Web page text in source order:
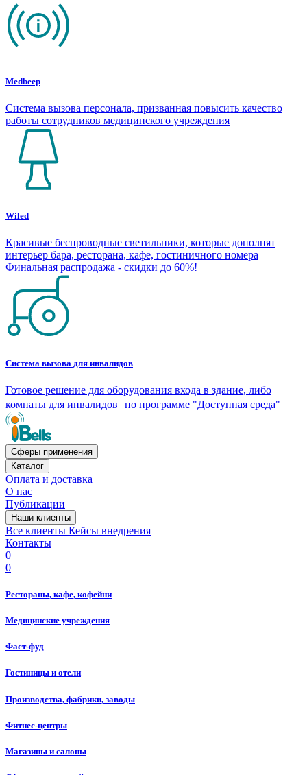
Medbeep
Система вызова персонала, призванная повысить качество
работы сотрудников медицинского учреждения
Wiled
Красивые беспроводные светильники, которые дополнят
интерьер бара, ресторана, кафе, гостиничного номера
Финальная распродажа - скидки до 60%!
Система вызова для инвалидов
Готовое решение для оборудования входа в здание, либо
комнаты для инвалидов по программе "Доступная среда"
Сферы применения
Каталог
Оплата и доставка
О нас
Публикации
Наши клиенты
Все клиенты Кейсы внедрения
Контакты
0
0
Рестораны, кафе, кофейни
Медицинские учреждения
Фаст-фуд
Гостиницы и отели
Производства, фабрики, заводы
Фитнес-центры
Магазины и салоны